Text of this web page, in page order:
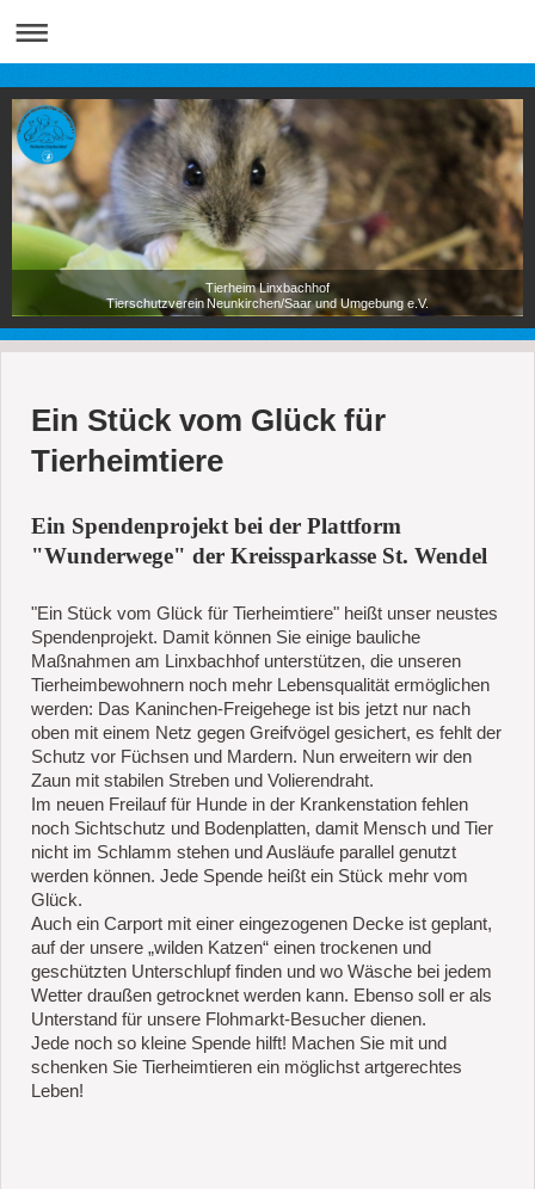
Tierheim Linxbachhof
Tierschutzverein Neunkirchen/Saar und Umgebung e.V.
Ein Stück vom Glück für
Tierheimtiere
Ein Spendenprojekt bei der Plattform
"Wunderwege" der Kreissparkasse St. Wendel
"Ein Stück vom Glück für Tierheimtiere" heißt unser neustes
Spendenprojekt. Damit können Sie einige bauliche
Maßnahmen am Linxbachhof unterstützen, die unseren
Tierheimbewohnern noch mehr Lebensqualität ermöglichen
werden: Das Kaninchen-Freigehege ist bis jetzt nur nach
oben mit einem Netz gegen Greifvögel gesichert, es fehlt der
Schutz vor Füchsen und Mardern. Nun erweitern wir den
Zaun mit stabilen Streben und Volierendraht.
Im neuen Freilauf für Hunde in der Krankenstation fehlen
noch Sichtschutz und Bodenplatten, damit Mensch und Tier
nicht im Schlamm stehen und Ausläufe parallel genutzt
werden können. Jede Spende heißt ein Stück mehr vom
Glück.
Auch ein Carport mit einer eingezogenen Decke ist geplant,
auf der unsere „wilden Katzen“ einen trockenen und
geschützten Unterschlupf finden und wo Wäsche bei jedem
Wetter draußen getrocknet werden kann. Ebenso soll er als
Unterstand für unsere Flohmarkt-Besucher dienen.
Jede noch so kleine Spende hilft! Machen Sie mit und
schenken Sie Tierheimtieren ein möglichst artgerechtes
Leben!